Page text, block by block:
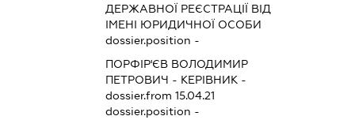
ДЕРЖАВНОЇ РЕЄСТРАЦІЇ ВІД
ІМЕНІ ЮРИДИЧНОЇ ОСОБИ
dossier.position -
ПОРФІР'ЄВ ВОЛОДИМИР
ПЕТРОВИЧ - КЕРІВНИК -
dossier.from 15.04.21
dossier.position -